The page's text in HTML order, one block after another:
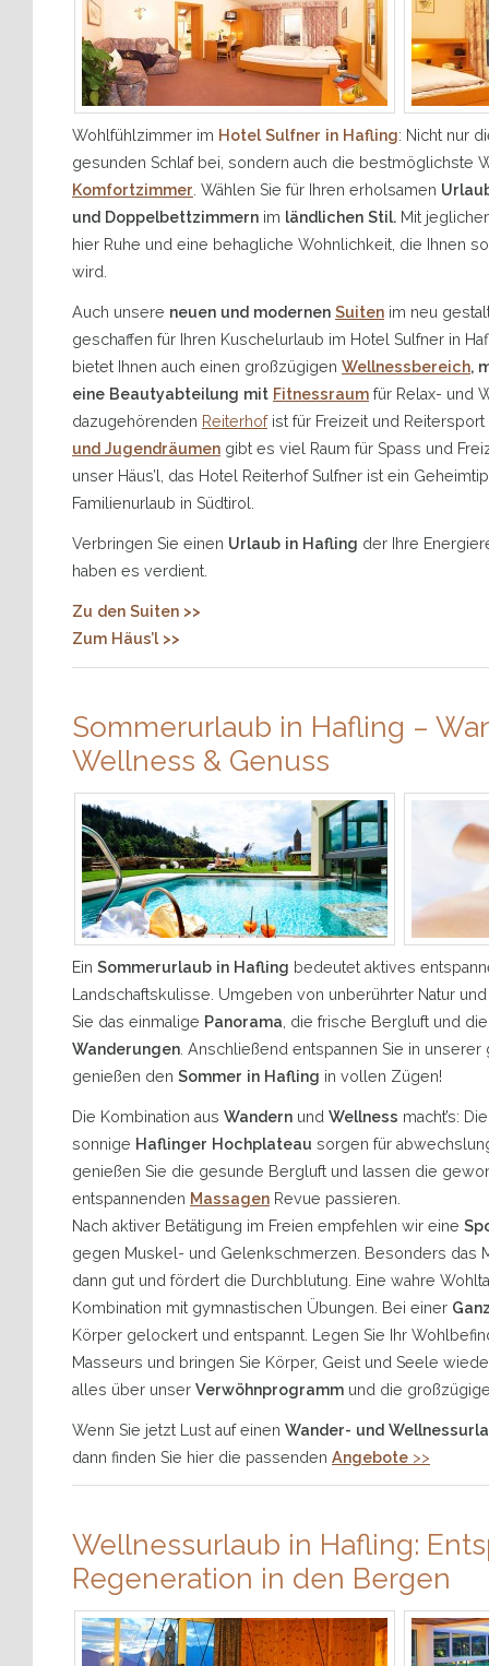
Wohlfühlzimmer im Hotel Sulfner in Hafling: Nicht nur
gesunden Schlaf bei, sondern auch die bestmöglichste
Komfortzimmer . Wählen Sie für Ihren erholsamen
und Doppelbettzimmern im ländlichen Stil. Mit
hier Ruhe und eine behagliche Wohnlichkeit, die Ihnen
wird.
Auch unsere neuen und modernen Suiten im neu
geschaffen für Ihren Kuschelurlaub im Hotel Sulfner in
bietet Ihnen auch einen großzügigen Wellnessbereich,
eine Beautyabteilung mit Fitnessraum für Relax- und
dazugehörenden Reiterhof ist für Freizeit und
und Jugendräumen gibt es viel Raum für Spass und
unser Häus’l, das Hotel Reiterhof Sulfner ist ein
Familienurlaub in Südtirol.
Verbringen Sie einen Urlaub in Hafling der Ihre
haben es verdient.
Zu den Suiten >>
Zum Häus’l >>
Sommerurlaub in Hafling –
Wellness & Genuss
Ein Sommerurlaub in Hafling bedeutet aktives
Landschaftskulisse. Umgeben von unberührter Natur
Sie das einmalige Panorama , die frische Bergluft und
Wanderungen . Anschließend entspannen Sie in
genießen den Sommer in Hafling in vollen Zügen!
Die Kombination aus Wandern und Wellness macht’s:
sonnige Haflinger Hochplateau sorgen für
genießen Sie die gesunde Bergluft und lassen die
entspannenden Massagen Revue passieren.
Nach aktiver Betätigung im Freien empfehlen wir eine
gegen Muskel- und Gelenkschmerzen. Besonders das
dann gut und fördert die Durchblutung. Eine wahre
Kombination mit gymnastischen Übungen. Bei einer
Körper gelockert und entspannt. Legen Sie Ihr
Masseurs und bringen Sie Körper, Geist und Seele
alles über unser Verwöhnprogramm und die
Wenn Sie jetzt Lust auf einen Wander- und
dann finden Sie hier die passenden Angebote >>
Wellnessurlaub in Hafling:
Regeneration in den Bergen